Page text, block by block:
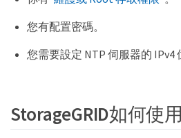
您有配置密碼。
您需要設定 NTP 伺服器的 IPv4
StorageGRID如何使